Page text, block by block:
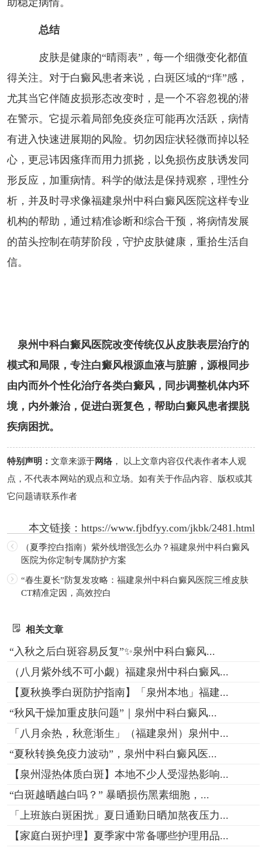
总结
皮肤是健康的“晴雨表”，每一个细微变化都值
得关注。对于白癜风患者来说，白斑区域的“痒”感，
尤其当它伴随皮损形态改变时，是一个不容忽视的潜
在警示。它提示着局部免疫炎症可能再次活跃，病情
有进入快速进展期的风险。切勿因症状轻微而掉以轻
心，更忌讳因瘙痒而用力抓挠，以免损伤皮肤诱发同
形反应，加重病情。科学的做法是保持观察，理性分
析，并及时寻求像福建泉州中科白癜风医院这样专业
机构的帮助，通过精准诊断和综合干预，将病情发展
的苗头控制在萌芽阶段，守护皮肤健康，重拾生活自
信。
泉州中科白癜风医院改变传统仅从皮肤表层治疗的
模式和局限，专注白癜风根源血液与脏腑，源根同步
由内而外个性化治疗各类白癜风，同步调整机体内环
境，内外兼治，促进白斑复色，帮助白癜风患者摆脱
疾病困扰。
特别声明： 文章来源于网络， 以上文章内容仅代表作者本人观
点，不代表本网站的观点和立场。如有关于作品内容、版权或其
它问题请联系作者
本文链接：https://www.fjbdfyy.com/jkbk/2481.html
（夏季控白指南）紫外线增强怎么办？福建泉州中科白癜风
医院为你定制专属防护方案
“春生夏长”防复发攻略：福建泉州中科白癜风医院三维皮肤
CT精准定因，高效控白
相关文章
“入秋之后白斑容易反复”✨泉州中科白癜风...
（八月紫外线不可小觑）福建泉州中科白癜风...
【夏秋换季白斑防护指南】「泉州本地」福建...
“秋风干燥加重皮肤问题”｜泉州中科白癜风...
「八月余热，秋意渐生」（福建泉州）泉州中...
“夏秋转换免疫力波动”，泉州中科白癜风医...
【泉州湿热体质白斑】本地不少人受湿热影响...
“白斑越晒越白吗？” 暴晒损伤黑素细胞，...
「上班族白斑困扰」夏日通勤日晒加熬夜压力...
【家庭白斑护理】夏季家中常备哪些护理用品...